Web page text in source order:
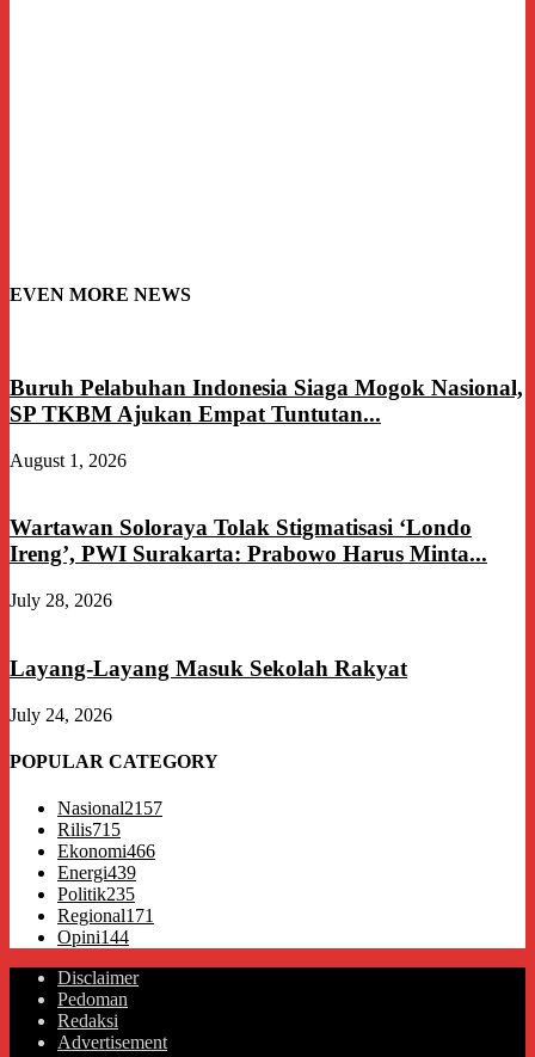
EVEN MORE NEWS
Buruh Pelabuhan Indonesia Siaga Mogok Nasional,
SP TKBM Ajukan Empat Tuntutan...
August 1, 2026
Wartawan Soloraya Tolak Stigmatisasi ‘Londo
Ireng’, PWI Surakarta: Prabowo Harus Minta...
July 28, 2026
Layang-Layang Masuk Sekolah Rakyat
July 24, 2026
POPULAR CATEGORY
Nasional2157
Rilis715
Ekonomi466
Energi439
Politik235
Regional171
Opini144
Disclaimer
Pedoman
Redaksi
Advertisement